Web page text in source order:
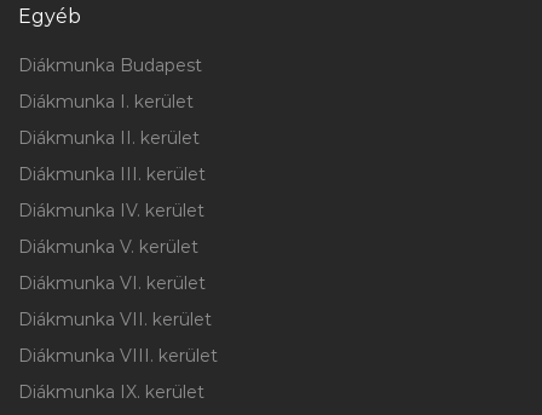
Egyéb
Diákmunka Budapest
Diákmunka I. kerület
Diákmunka II. kerület
Diákmunka III. kerület
Diákmunka IV. kerület
Diákmunka V. kerület
Diákmunka VI. kerület
Diákmunka VII. kerület
Diákmunka VIII. kerület
Diákmunka IX. kerület